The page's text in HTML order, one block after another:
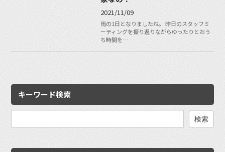
2021/11/09
雨の1日となりましたね。 昨日のスタッフミ
ーティングを振り返りながらゆったりとおう
ち時間を…
キーワード検索